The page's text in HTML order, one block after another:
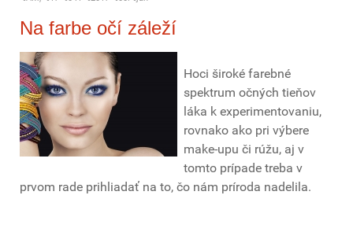
Na farbe očí záleží
Hoci široké farebné
spektrum očných tieňov
láka k experimentovaniu,
rovnako ako pri výbere
make-upu či rúžu, aj v
tomto prípade treba v
prvom rade prihliadať na to, čo nám príroda nadelila.